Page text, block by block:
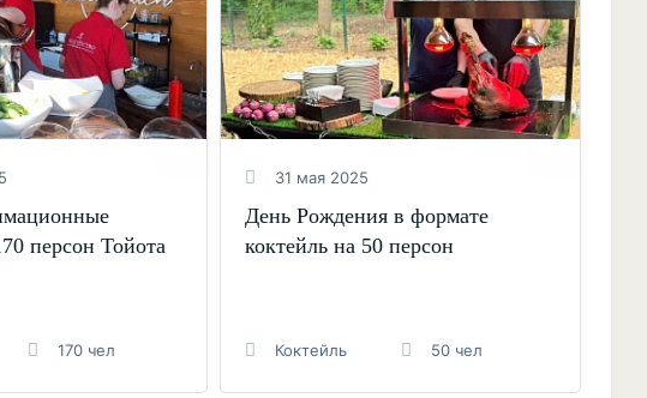
персон Тойота
170 чел
31 мая 2025
День Рождения в формате
коктейль на 50 персон
Коктейль 50 чел